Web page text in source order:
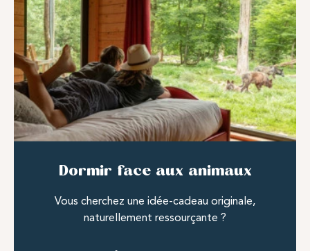
Dormir face aux animaux
Vous cherchez une idée-cadeau originale,
naturellement ressourçante ?